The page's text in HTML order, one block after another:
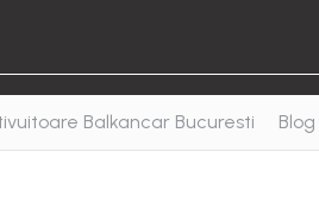
Balkancar Bucuresti Blog